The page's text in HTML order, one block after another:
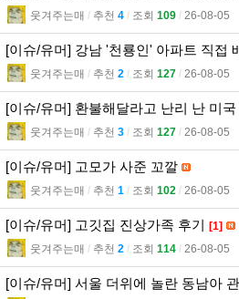
웃겨주는매 l 추천 4 l 조회 109 l 26-08-05
[이슈/유머] 강남 '천룡인' 아파트 직접
웃겨주는매 l 추천 2 l 조회 127 l 26-08-05
[이슈/유머] 환불해달라고 난리 난 미
웃겨주는매 l 추천 3 l 조회 127 l 26-08-05
[이슈/유머] 고모가 사준 꼬깔
웃겨주는매 l 추천 1 l 조회 102 l 26-08-05
[이슈/유머] 고깃집 진상가족 후기 [1]
웃겨주는매 l 추천 2 l 조회 114 l 26-08-05
[이슈/유머] 서울 더위에 놀란 동남아